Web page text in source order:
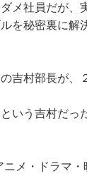
メ社員だが、
を秘密裏に解
吉村部長が、
いう吉村だっ
ニメ・ドラマ